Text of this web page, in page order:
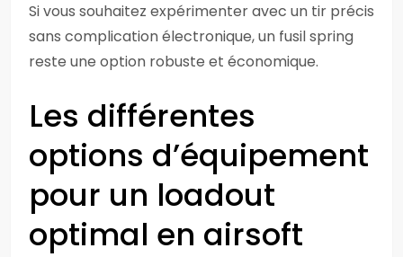
Si vous souhaitez expérimenter avec un tir précis
sans complication électronique, un fusil spring
reste une option robuste et économique.
Les différentes
options d’équipement
pour un loadout
optimal en airsoft